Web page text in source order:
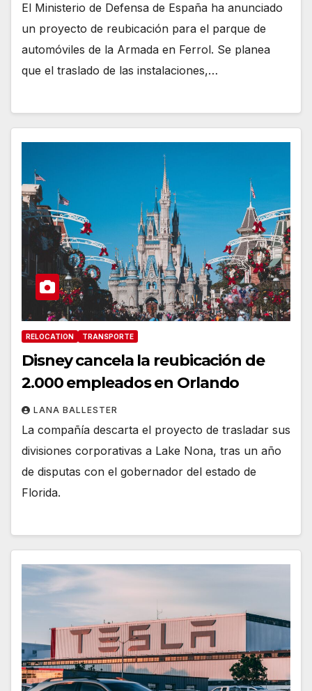
El Ministerio de Defensa de España ha anunciado
un proyecto de reubicación para el parque de
automóviles de la Armada en Ferrol. Se planea
que el traslado de las instalaciones,…
RELOCATION TRANSPORTE
Disney cancela la reubicación de
2.000 empleados en Orlando
LANA BALLESTER
La compañía descarta el proyecto de trasladar sus
divisiones corporativas a Lake Nona, tras un año
de disputas con el gobernador del estado de
Florida.